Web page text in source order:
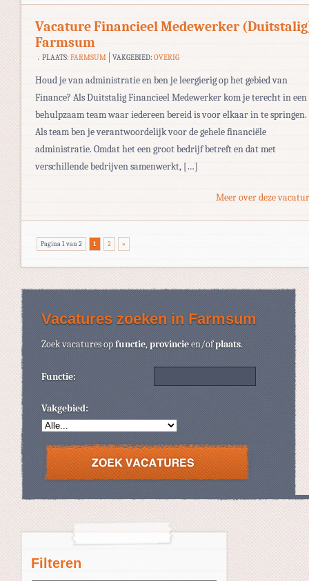
Filteren
Vacature Financieel Medewerker
Farmsum
PLAATS: FARMSUM VAKGEBIED:OVERIG
Houd je van administratie en ben je leergierig op het gebied van
Finance? Als Duitstalig Financieel Medewerker kom je terecht in een
behulpzaam team waar iedereen bereid is voor elkaar in te springen.
Als team ben je verantwoordelijk voor de gehele financiële
administratie. Omdat het een groot bedrijf betreft en dat met
verschillende bedrijven samenwerkt, […]
Meer over deze
Pagina 1 van 2 1 2 »
Vacatures zoeken in Farmsum
Zoek vacatures opfunctie,provincieen/ofplaats.
Functie:
Vakgebied: